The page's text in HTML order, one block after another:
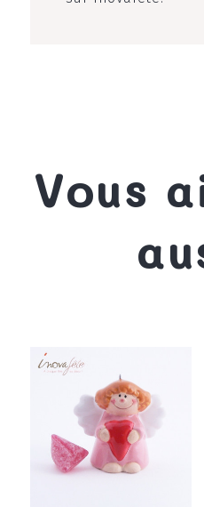
Vous